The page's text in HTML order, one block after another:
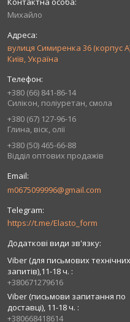
Михайло
вулиця Симиренка 36 (корпус
Київ, Україна
+380 (66) 841-86-14
Силікон, поліуретан, смола
+380 (67) 127-96-16
Глина, віск, олії
+380 (50) 465-66-88
Відділ оптових продажів
m0675099996@gmail.com
https://t.me/Elasto_form
Viber (для письмових технічних
запитів),11-18 ч.
+380671279616
Viber (письмови запитання по
доставці), 11-18 ч.
+380668418614